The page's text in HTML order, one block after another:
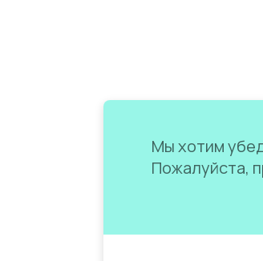
Мы хотим
Пожалуйста,